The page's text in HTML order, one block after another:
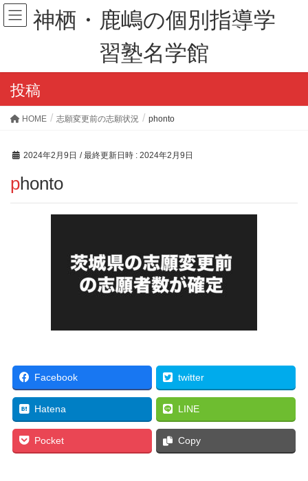
神栖・鹿嶋の個別指導学
習塾名学館
投稿
HOME 志願変更前の志願状況 phonto
2024年2月9日 / 最終更新日時 : 2024年2月9日
phonto
Facebook twitter
Hatena LINE
Pocket Copy